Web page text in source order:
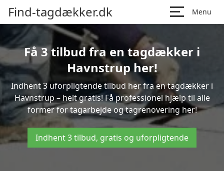
Find-tagdækker.dk Menu
Få 3 tilbud fra en tagdækker i
Havnstrup her!
Indhent 3 uforpligtende tilbud her fra en tagdækker i
Havnstrup – helt gratis! Få professionel hjælp til alle
former for tagarbejde og tagrenovering her!
Indhent 3 tilbud, gratis og uforpligtende